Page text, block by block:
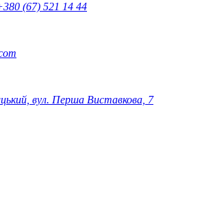
(67) 521 14 44
вул. Перша Виставкова, 7